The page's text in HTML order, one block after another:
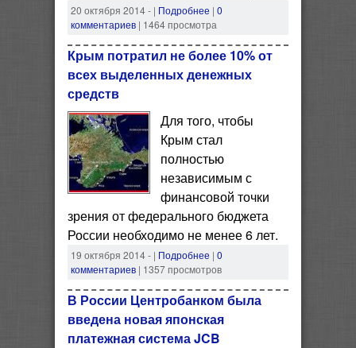
20 октября 2014 - | Подробнее | 0
комментариев | 1464 просмотра
Крым потратил не более 10% от
всех выделенных денежных
средств
Для того, чтобы
Крым стал
полностью
независимым с
финансовой точки
зрения от федерального бюджета
России необходимо не менее 6 лет.
19 октября 2014 - | Подробнее | 0
комментариев | 1357 просмотров
В России Центробанком была
введена новая японская
платежная система JCB